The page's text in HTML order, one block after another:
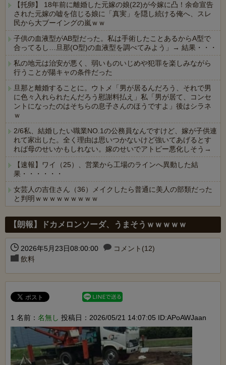
【托卵】 18年前に離婚した元嫁の娘(22)が今嫁に凸！余命宣告
された元嫁の嘘を信じる娘に「真実」を隠し続ける俺へ、スレ
民から大ブーイングの嵐ｗｗ
子供の血液型がAB型だった。私は手術したことあるからA型で
合ってるし…旦那(O型)の血液型を調べてみよう」→ 結果・・・
私の地元は治安が悪く、弱いものいじめや犯罪を楽しみながら
行うことが陽キャの条件だった
旦那と離婚することに。ウトメ「男が居るんだろう、それで男
に色々入れられたんだろう慰謝料払え」私「男が居て、コンセ
ントになったのはそちらの息子さんのほうですよ」後はシラネ
ｗ
2/6私、結婚したい職業NO.1の公務員なんですけど、嫁が子供連
れて家出した。全く理由は思いつかないけど強いてあげるとす
れば母のせいかもしれない。嫁のせいでアトピー悪化しそう→
【速報】ワイ（25）、営業から工場のラインへ異動した結
果・・・・・・
女芸人の吉住さん（36）メイクしたら普通に美人の部類だった
と判明ｗｗｗｗｗｗｗｗｗ
【朗報】ドカメロンソーダ、うまそうｗｗｗｗｗ
2026年5月23日08:00:00
コメント(12)
飲料
1 名前： 名無し 投稿日：2026/05/21 14:07:05 ID:APoAWJaan